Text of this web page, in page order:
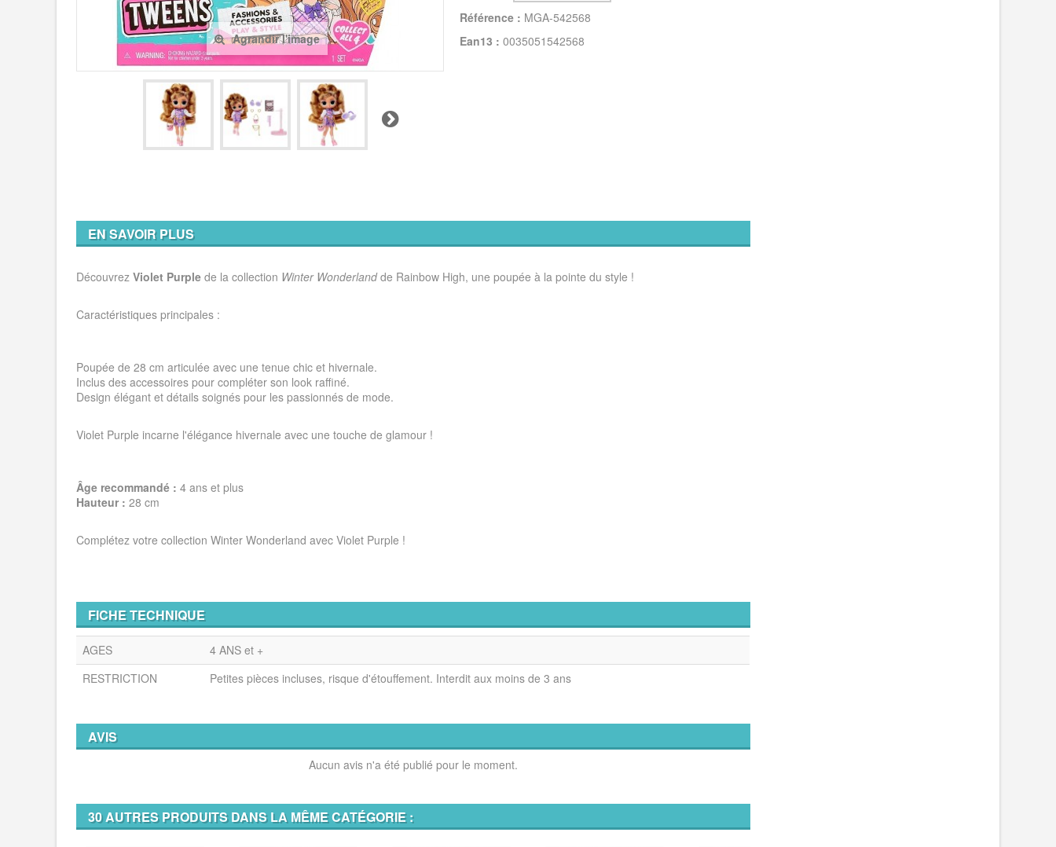
Agrandir l'image
Suivant
Référence : MGA-542568
Ean13 : 0035051542568
EN SAVOIR PLUS
Découvrez Violet Purple de la collection Winter Wonderlandde Rainbow High, une poupée à la pointe du style !
Caractéristiques principales :
Poupée de 28 cm articulée avec une tenue chic et hivernale.
Inclus des accessoires pour compléter son look raffiné.
Design élégant et détails soignés pour les passionnés de mode.
Violet Purple incarne l'élégance hivernale avec une touche de glamour !
Âge recommandé : 4 ans et plus
Hauteur : 28 cm
Complétez votre collection Winter Wonderland avec Violet Purple !
FICHE TECHNIQUE
AGES
4 ANS et +
RESTRICTION
Petites pièces incluses, risque d'étouffement. Interdit aux moins de 3 ans
AVIS
Aucun avis n'a été publié pour le moment.
30 AUTRES PRODUITS DANS LA MÊME CATÉGORIE :